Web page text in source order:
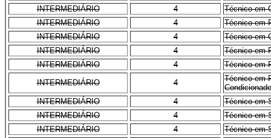
INTERMEDIÁRIO
4
Técnico em
INTERMEDIÁRIO
4
Técnico em
INTERMEDIÁRIO
4
Técnico em
INTERMEDIÁRIO
4
Técnico em
INTERMEDIÁRIO
4
Técnico em
INTERMEDIÁRIO
4
Técnico em
Condicionado
INTERMEDIÁRIO
4
Técnico em
INTERMEDIÁRIO
4
Técnico em
INTERMEDIÁRIO
4
Técnico em